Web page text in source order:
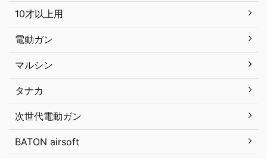
10才以上用
電動ガン
マルシン
タナカ
次世代電動ガン
BATON airsoft